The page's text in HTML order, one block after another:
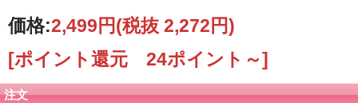
価格:2,499円(税抜 2,272円)
[ポイント還元 24ポイント～]
注文